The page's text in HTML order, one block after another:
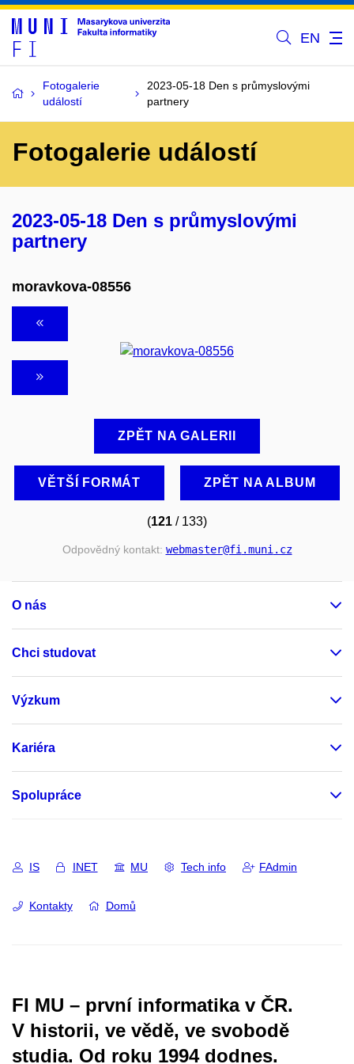
EN
Fotogalerie
událostí
2023-05-18 Den s průmyslovými
partnery
Fotogalerie událostí
2023-05-18 Den s průmyslovými
partnery
moravkova-08556
ZPĚT NA GALERII
VĚTŠÍ FORMÁT ZPĚT NA ALBUM
(121 / 133)
Odpovědný kontakt: webmaster@fi.muni.cz
O nás
Chci studovat
Výzkum
Kariéra
Spolupráce
IS INET MU Tech info FAdmin
Kontakty Domů
FI MU – první informatika v ČR.
V historii, ve vědě, ve svobodě
studia. Od roku 1994 dodnes.